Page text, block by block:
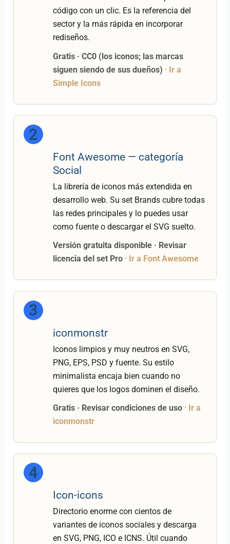
código con un clic. Es la referencia del
sector y la más rápida en incorporar
rediseños.
Gratis · CC0 (los iconos; las marcas
siguen siendo de sus dueños) · Ir a
Simple Icons
2
Font Awesome — categoría
Social
La librería de iconos más extendida en
desarrollo web. Su set Brands cubre todas
las redes principales y lo puedes usar
como fuente o descargar el SVG suelto.
Versión gratuita disponible · Revisar
licencia del set Pro· Ir a Font Awesome
3
iconmonstr
Iconos limpios y muy neutros en SVG,
PNG, EPS, PSD y fuente. Su estilo
minimalista encaja bien cuando no
quieres que los logos dominen el diseño.
Gratis · Revisar condiciones de uso· Ir a
iconmonstr
4
Icon-icons
Directorio enorme con cientos de
variantes de iconos sociales y descarga
en SVG, PNG, ICO e ICNS. Útil cuando